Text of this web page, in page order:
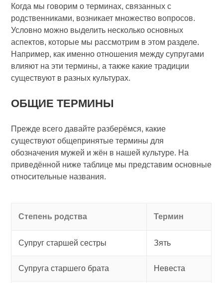
Когда мы говорим о терминах, связанных с
родственниками, возникает множество вопросов.
Условно можно выделить несколько основных
аспектов, которые мы рассмотрим в этом разделе.
Например, как именно отношения между супругами
влияют на эти термины, а также какие традиции
существуют в разных культурах.
ОБЩИЕ ТЕРМИНЫ
Прежде всего давайте разберёмся, какие
существуют общепринятые термины для
обозначения мужей и жён в нашей культуре. На
приведённой ниже таблице мы представим основные
относительные названия.
Степень родства Термин
Супруг старшей сестры Зять
Супруга старшего брата Невеста